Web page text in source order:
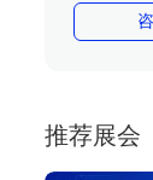
推荐展会